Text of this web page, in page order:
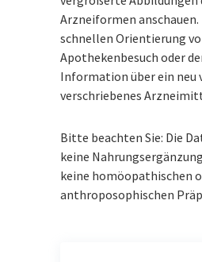
Arzneiformen anschauen.
schnellen Orientierung
Apothekenbesuch oder
Information über ein neu
verschriebenes
Bitte beachten Sie: Die
keine
keine homöopathischen
anthroposophischen